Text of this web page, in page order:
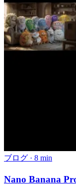
ブログ · 8 min
Nano Banana